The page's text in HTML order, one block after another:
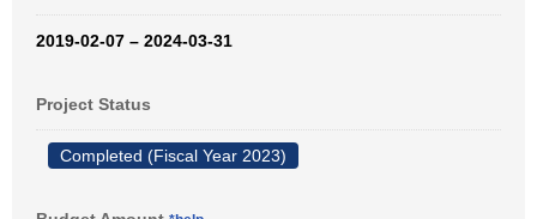
2019-02-07 – 2024-03-31
Project Status
Completed (Fiscal Year 2023)